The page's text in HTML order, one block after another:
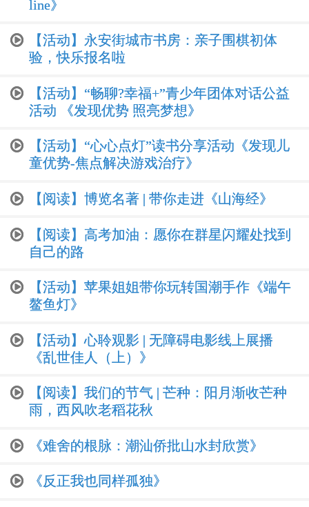
line》
【活动】永安街城市书房：亲子围棋初体
验，快乐报名啦
【活动】“畅聊?幸福+”青少年团体对话公益
活动 《发现优势 照亮梦想》
【活动】“心心点灯”读书分享活动《发现儿
童优势-焦点解决游戏治疗》
【阅读】博览名著 | 带你走进《山海经》
【阅读】高考加油：愿你在群星闪耀处找到
自己的路
【活动】苹果姐姐带你玩转国潮手作《端午
鳌鱼灯》
【活动】心聆观影 | 无障碍电影线上展播
《乱世佳人（上）》
【阅读】我们的节气 | 芒种：阳月渐收芒种
雨，西风吹老稻花秋
《难舍的根脉：潮汕侨批山水封欣赏》
《反正我也同样孤独》